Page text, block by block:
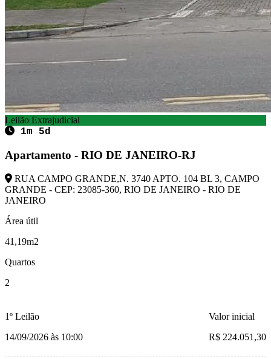
Leilão Extrajudicial
1m 5d
Apartamento - RIO DE JANEIRO-RJ
RUA CAMPO GRANDE,N. 3740 APTO. 104 BL 3, CAMPO
GRANDE - CEP: 23085-360, RIO DE JANEIRO - RIO DE
JANEIRO
Área útil
41,19m2
Quartos
2
1º Leilão
14/09/2026 às 10:00
Valor inicial
R$ 224.051,30